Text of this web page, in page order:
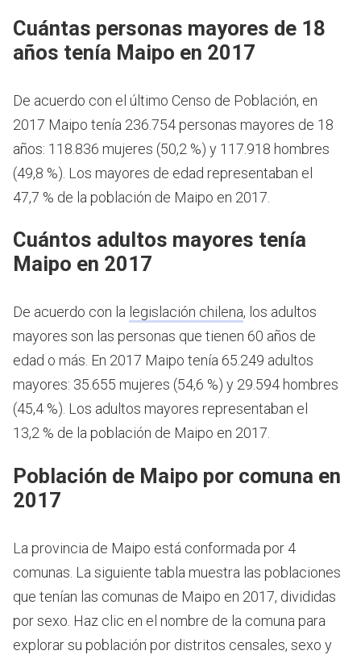
Cuántas personas mayores de 18
años tenía Maipo en 2017
De acuerdo con el último Censo de Población, en
2017 Maipo tenía 236.754 personas mayores de 18
años: 118.836 mujeres (50,2 %) y 117.918 hombres
(49,8 %). Los mayores de edad representaban el
47,7 % de la población de Maipo en 2017.
Cuántos adultos mayores tenía
Maipo en 2017
De acuerdo con la legislación chilena, los adultos
mayores son las personas que tienen 60 años de
edad o más. En 2017 Maipo tenía 65.249 adultos
mayores: 35.655 mujeres (54,6 %) y 29.594 hombres
(45,4 %). Los adultos mayores representaban el
13,2 % de la población de Maipo en 2017.
Población de Maipo por comuna en
2017
La provincia de Maipo está conformada por 4
comunas. La siguiente tabla muestra las poblaciones
que tenían las comunas de Maipo en 2017, divididas
por sexo. Haz clic en el nombre de la comuna para
explorar su población por distritos censales, sexo y